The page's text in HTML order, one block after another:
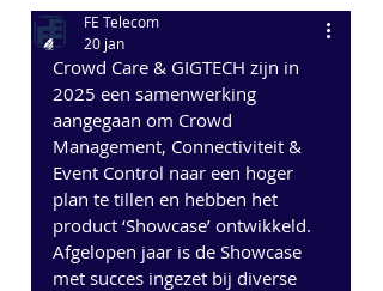
FE Telecom
20 jan
Crowd Care & GIGTECH zijn in
2025 een samenwerking
aangegaan om Crowd
Management, Connectiviteit &
Event Control naar een hoger
plan te tillen en hebben het
product ‘Showcase’ ontwikkeld.
Afgelopen jaar is de Showcase
met succes ingezet bij diverse